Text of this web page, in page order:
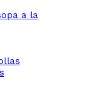
a la